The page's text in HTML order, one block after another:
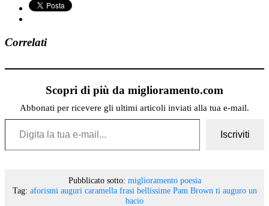
Correlati
Scopri di più da miglioramento.com
Abbonati per ricevere gli ultimi articoli inviati alla tua e-mail.
Digita la tua e-mail...
Iscriviti
Pubblicato sotto: miglioramento poesia
Tag: aforismi auguri caramella frasi bellissime Pam Brown ti auguro un
bacio